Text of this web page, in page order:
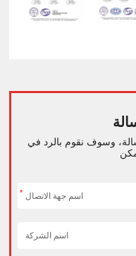
وسوف نقوم بالرد في
*